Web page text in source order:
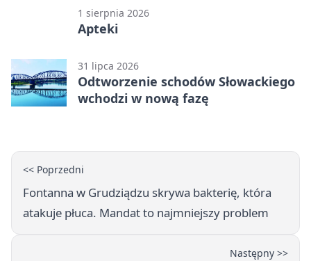
końcówce
1 sierpnia 2026
Apteki
31 lipca 2026
Odtworzenie schodów Słowackiego
wchodzi w nową fazę
<< Poprzedni
Fontanna w Grudziądzu skrywa bakterię, która
atakuje płuca. Mandat to najmniejszy problem
Następny >>